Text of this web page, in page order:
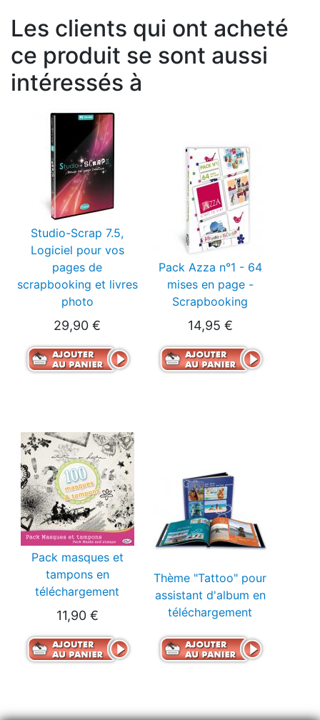
Les clients qui ont acheté
ce produit se sont aussi
intéressés à
Studio-Scrap 7.5,
Logiciel pour vos
pages de
scrapbooking et livres
photo
29,90 €
Pack Azza n°1 - 64
mises en page -
Scrapbooking
14,95 €
Pack masques et
tampons en
téléchargement
11,90 €
Thème "Tattoo" pour
assistant d'album en
téléchargement